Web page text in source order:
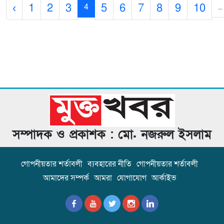
‹ 1 2 3 4 5 6 7 8 9 10 ...
সম্পাদক ও প্রকাশক : মো. নজরুল ইসলাম
গোপনীয়তার শর্তাবলী ব্যবহারের নীতি গোপনীয়তার শর্তাবলী
আমাদের সম্পর্ক আমরা যোগাযোগ আর্কাইভ